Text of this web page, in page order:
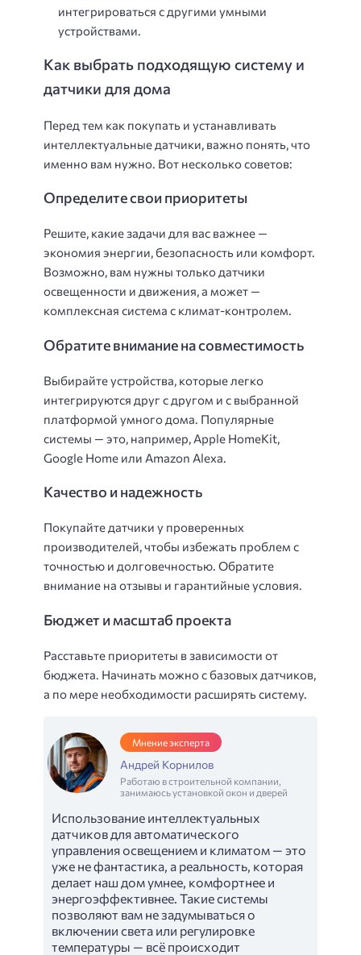
интегрироваться с другими умными
устройствами.
Как выбрать подходящую систему и
датчики для дома
Перед тем как покупать и устанавливать
интеллектуальные датчики, важно понять, что
именно вам нужно. Вот несколько советов:
Определите свои приоритеты
Решите, какие задачи для вас важнее —
экономия энергии, безопасность или комфорт.
Возможно, вам нужны только датчики
освещенности и движения, а может —
комплексная система с климат-контролем.
Обратите внимание на совместимость
Выбирайте устройства, которые легко
интегрируются друг с другом и с выбранной
платформой умного дома. Популярные
системы — это, например, Apple HomeKit,
Google Home или Amazon Alexa.
Качество и надежность
Покупайте датчики у проверенных
производителей, чтобы избежать проблем с
точностью и долговечностью. Обратите
внимание на отзывы и гарантийные условия.
Бюджет и масштаб проекта
Расставьте приоритеты в зависимости от
бюджета. Начинать можно с базовых датчиков,
а по мере необходимости расширять систему.
Мнение эксперта
Андрей Корнилов
Работаю в строительной компании,
занимаюсь установкой окон и дверей
Использование интеллектуальных
датчиков для автоматического
управления освещением и климатом — это
уже не фантастика, а реальность, которая
делает наш дом умнее, комфортнее и
энергоэффективнее. Такие системы
позволяют вам не задумываться о
включении света или регулировке
температуры — всё происходит